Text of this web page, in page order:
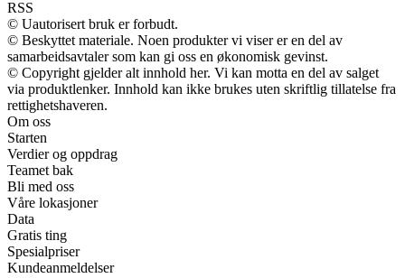
RSS
© Uautorisert bruk er forbudt.
© Beskyttet materiale. Noen produkter vi viser er en del av
samarbeidsavtaler som kan gi oss en økonomisk gevinst.
© Copyright gjelder alt innhold her. Vi kan motta en del av salget
via produktlenker. Innhold kan ikke brukes uten skriftlig tillatelse fra
rettighetshaveren.
Om oss
Starten
Verdier og oppdrag
Teamet bak
Bli med oss
Våre lokasjoner
Data
Gratis ting
Spesialpriser
Kundeanmeldelser